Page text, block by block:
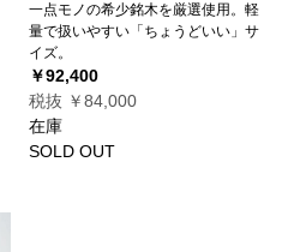
一点モノの希少銘木を厳選使用。軽
量で扱いやすい「ちょうどいい」サ
イズ。
￥92,400
税抜 ￥84,000
在庫
SOLD OUT